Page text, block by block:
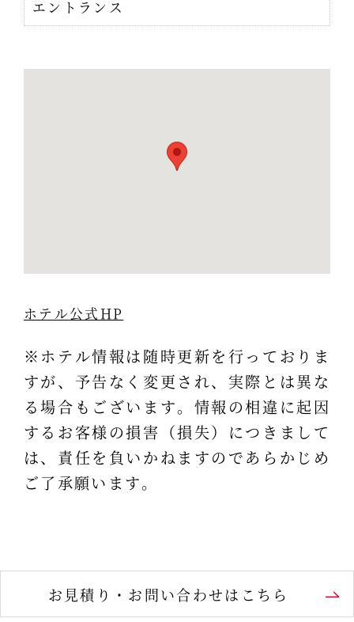
エントランス
ホテル公式HP
※ホテル情報は随時更新を行っておりま
すが、予告なく変更され、実際とは異な
る場合もございます。情報の相違に起因
するお客様の損害（損失）につきまして
は、責任を負いかねますのであらかじめ
ご了承願います。
お見積り・お問い合わせはこちら